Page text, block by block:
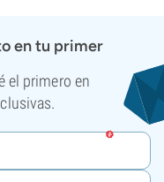
en tu primer
el primero en